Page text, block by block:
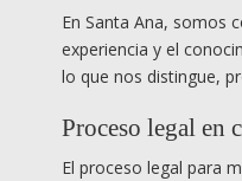
En Santa Ana, somos
experiencia y el
lo que nos distingue,
Proceso legal en
El proceso legal para